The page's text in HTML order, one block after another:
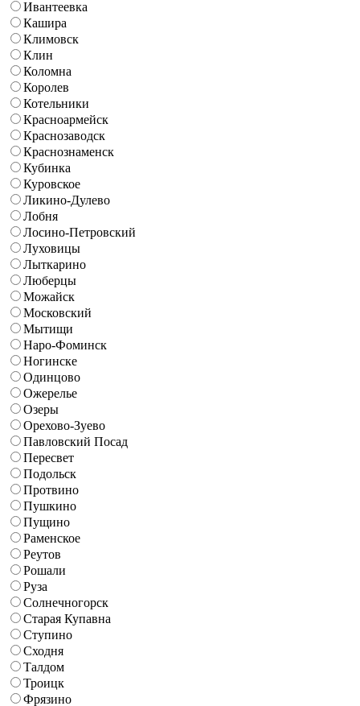
Ивантеевка
Кашира
Климовск
Клин
Коломна
Королев
Котельники
Красноармейск
Краснозаводск
Краснознаменск
Кубинка
Куровское
Ликино-Дулево
Лобня
Лосино-Петровский
Луховицы
Лыткарино
Люберцы
Можайск
Московский
Мытищи
Наро-Фоминск
Ногинске
Одинцово
Ожерелье
Озеры
Орехово-Зуево
Павловский Посад
Пересвет
Подольск
Протвино
Пушкино
Пущино
Раменское
Реутов
Рошали
Руза
Солнечногорск
Старая Купавна
Ступино
Сходня
Талдом
Троицк
Фрязино